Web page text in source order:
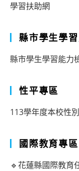
學習扶助網
縣市學生學
縣市學生學習能力
性平專區
113學年度本校性
國際教育專區
🔹花蓮縣國際教育